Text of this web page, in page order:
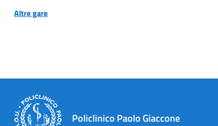
Altre gare
Policlinico Paolo Giaccone